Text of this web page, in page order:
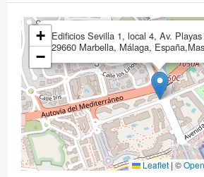
Edificios Sevilla 1, local 4, Av.
29660 Marbella, Málaga,
+
−
Leaflet |©